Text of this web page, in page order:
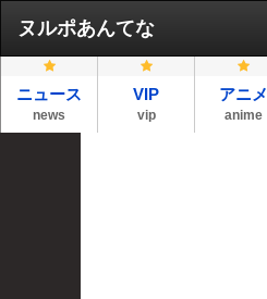
ヌルポあんてな
ニュース
news
VIP
vip
アニメ
anime